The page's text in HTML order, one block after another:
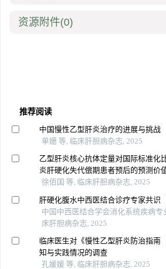
资源附件(0)
推荐阅读
中国慢性乙型肝炎治疗的进展与挑战
单姗 等, 临床肝胆病杂志, 2025
乙型肝炎核心抗体定量对国际标准化
炎肝硬化失代偿期患者预后的预测价
徐佰国 等, 临床肝胆病杂志, 2025
肝硬化腹水中西医结合诊疗专家共识
中国中西医结合学会消化系统疾病专
床肝胆病杂志, 2025
临床医生对《慢性乙型肝炎防治指南
知与实践情况的调查
孔媛媛 等, 临床肝胆病杂志, 2025